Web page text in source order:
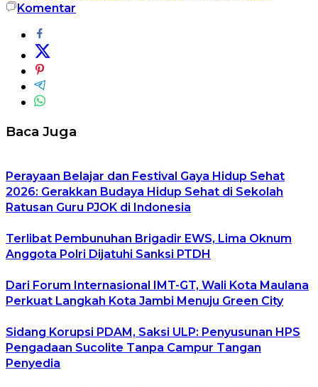
Komentar
Baca Juga
Perayaan Belajar dan Festival Gaya Hidup Sehat
2026: Gerakkan Budaya Hidup Sehat di Sekolah
Ratusan Guru PJOK di Indonesia
Terlibat Pembunuhan Brigadir EWS, Lima Oknum
Anggota Polri Dijatuhi Sanksi PTDH
Dari Forum Internasional IMT-GT, Wali Kota Maulana
Perkuat Langkah Kota Jambi Menuju Green City
Sidang Korupsi PDAM, Saksi ULP: Penyusunan HPS
Pengadaan Sucolite Tanpa Campur Tangan
Penyedia